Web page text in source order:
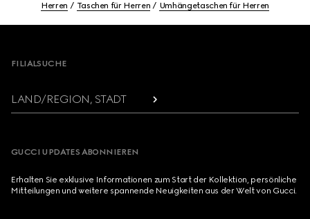
Herren Taschen für Herren Umhängetaschen für Herren
FILIALSUCHE
LAND/REGION, STADT
GUCCI UPDATES ABONNIEREN
Erhalten Sie exklusive Informationen zum Start der Kollektion, persönliche
Mitteilungen und weitere spannende Neuigkeiten aus der Welt von Gucci.